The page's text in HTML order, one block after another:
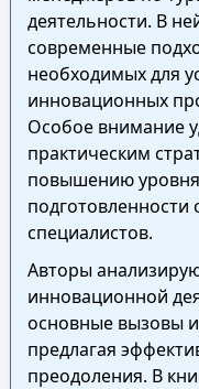
деятельности. В
современные
необходимых для
инновационных
Особое внимание
практическим
повышению
подготовленности
специалистов.
Авторы
инновационной
основные вызовы
предлагая
преодоления. В